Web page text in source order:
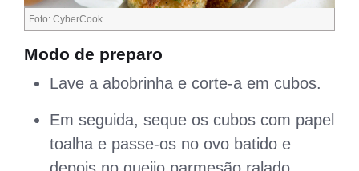
Foto: CyberCook
Modo de preparo
Lave a abobrinha e corte-a em cubos.
Em seguida, seque os cubos com papel
toalha e passe-os no ovo batido e